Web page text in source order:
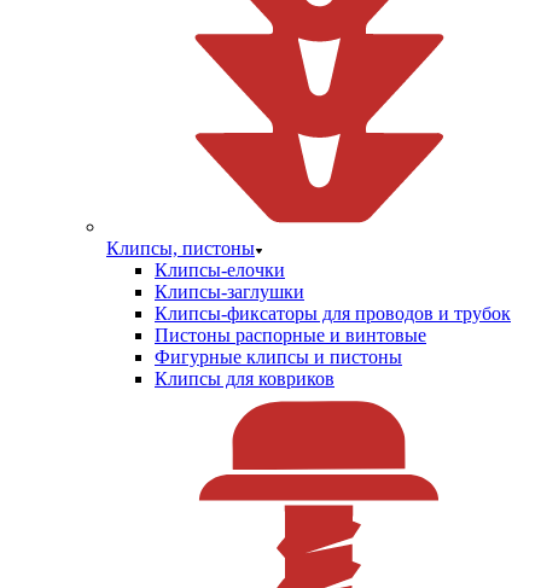
Клипсы, пистоны
Клипсы-елочки
Клипсы-заглушки
Клипсы-фиксаторы для проводов и трубок
Пистоны распорные и винтовые
Фигурные клипсы и пистоны
Клипсы для ковриков